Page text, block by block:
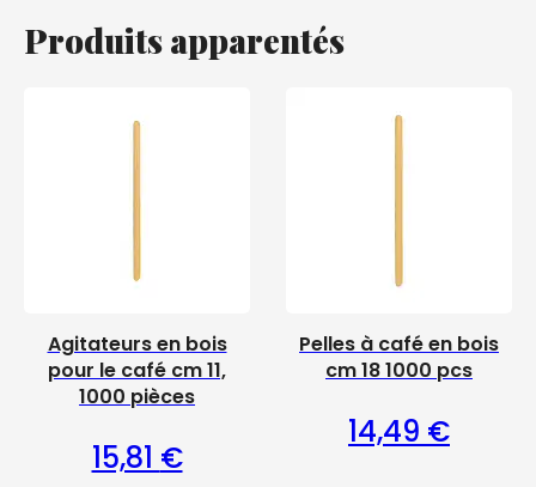
Produits apparentés
Agitateurs en bois
pour le café cm 11,
1000 pièces
15,81 €
Pelles à café en bois
cm 18 1000 pcs
14,49 €